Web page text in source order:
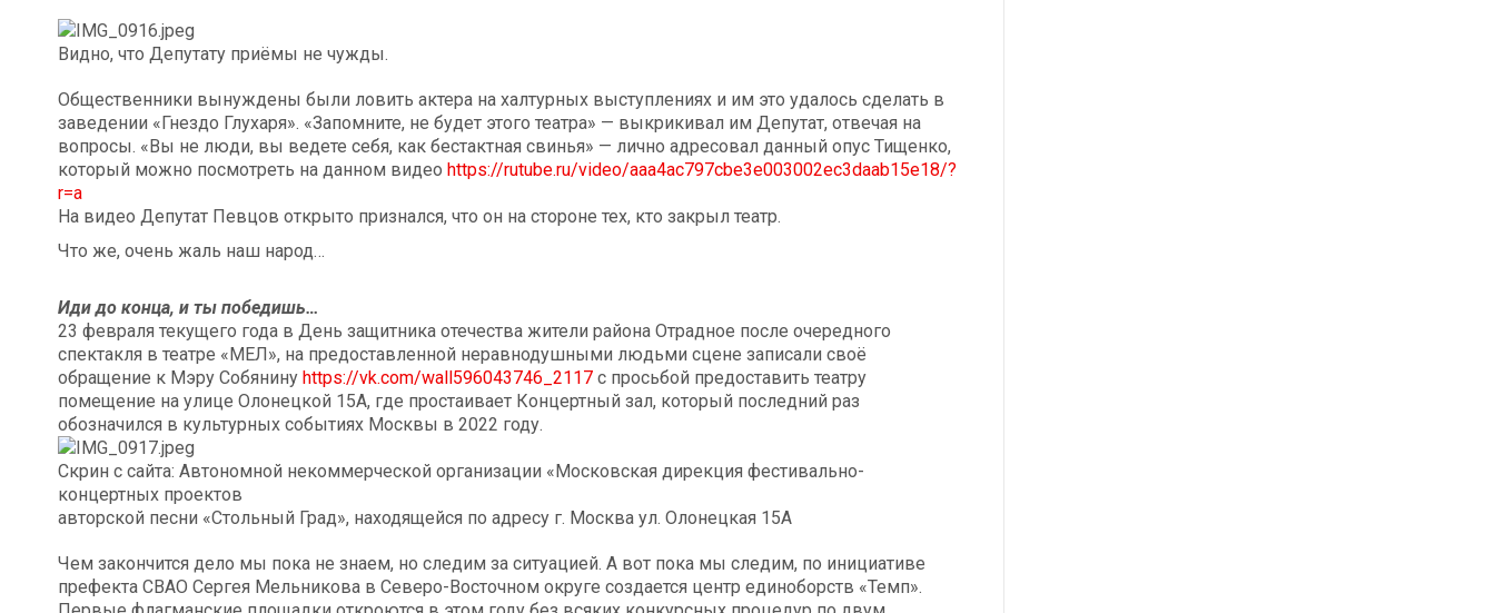
Видно, что Депутату приёмы не чужды.
Общественники вынуждены были ловить актера на халтурных выступлениях и им это удалось сделать в
заведении «Гнездо Глухаря». «Запомните, не будет этого театра» — выкрикивал им Депутат, отвечая на
вопросы. «Вы не люди, вы ведете себя, как бестактная свинья» — лично адресовал данный опус Тищенко,
который можно посмотреть на данном видео https://rutube.ru/video/aaa4ac797cbe3e003002ec3daab15e18/?
r=a
На видео Депутат Певцов открыто признался, что он на стороне тех, кто закрыл театр.
Что же, очень жаль наш народ…
Иди до конца, и ты победишь…
23 февраля текущего года в День защитника отечества жители района Отрадное после очередного
спектакля в театре «МЕЛ», на предоставленной неравнодушными людьми сцене записали своё
обращение к Мэру Собянину https://vk.com/wall596043746_2117 с просьбой предоставить театру
помещение на улице Олонецкой 15А, где простаивает Концертный зал, который последний раз
обозначился в культурных событиях Москвы в 2022 году.
Скрин с сайта: Автономной некоммерческой организации «Московская дирекция фестивально-
концертных проектов
авторской песни «Стольный Град», находящейся по адресу г. Москва ул. Олонецкая 15А
Чем закончится дело мы пока не знаем, но следим за ситуацией. А вот пока мы следим, по инициативе
префекта СВАО Сергея Мельникова в Северо-Восточном округе создается центр единоборств «Темп».